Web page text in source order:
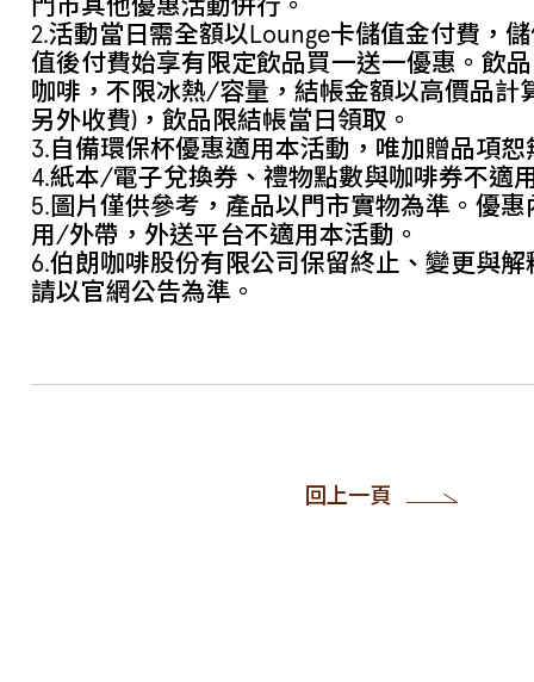
2.活動當日需全額以Lounge卡儲值金付費，
值後付費始享有限定飲品買一送一優惠。飲
咖啡，不限冰熱/容量，結帳金額以高價品計
另外收費)，飲品限結帳當日領取。
3.自備環保杯優惠適用本活動，唯加贈品項
4.紙本/電子兌換券、禮物點數與咖啡券不適
5.圖片僅供參考，產品以門市實物為準。優
用/外帶，外送平台不適用本活動。
6.伯朗咖啡股份有限公司保留終止、變更與
請以官網公告為準。
回上一頁